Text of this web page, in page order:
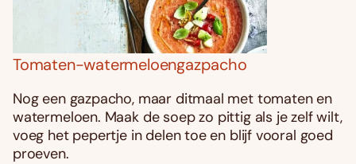
Tomaten-watermeloengazpacho
Nog een gazpacho, maar ditmaal met tomaten en
watermeloen. Maak de soep zo pittig als je zelf wilt,
voeg het pepertje in delen toe en blijf vooral goed
proeven.